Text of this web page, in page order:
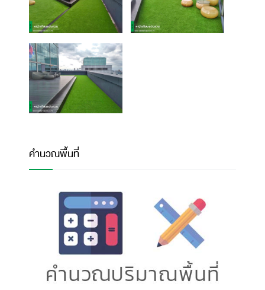
คำนวณพื้นที่